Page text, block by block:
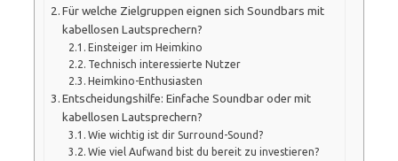
Für welche Zielgruppen eignen sich Soundbars mit
kabellosen Lautsprechern?
Einsteiger im Heimkino
Technisch interessierte Nutzer
Heimkino-Enthusiasten
Entscheidungshilfe: Einfache Soundbar oder mit
kabellosen Lautsprechern?
Wie wichtig ist dir Surround-Sound?
Wie viel Aufwand bist du bereit zu investieren?